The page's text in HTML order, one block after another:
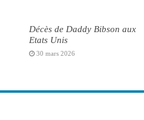
Décès de Daddy Bibson aux
Etats Unis
30 mars 2026